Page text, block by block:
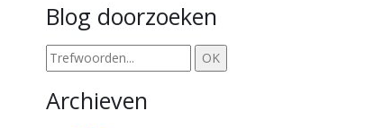
Blog doorzoeken
Archieven